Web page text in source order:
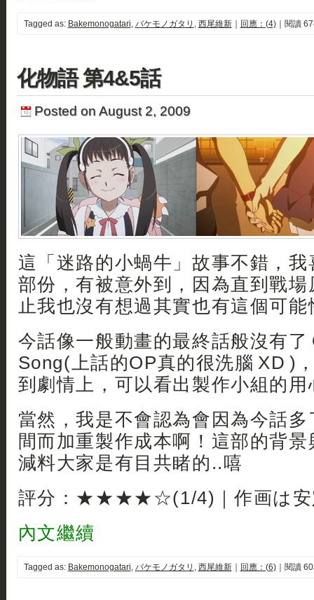
Tagged as: Bakemonogatari, バケモノガタリ , 西尾維新｜ 回應：(4)｜閱讀
化物語 第4&5話
Posted on August 2, 2009
這「迷路的小蝸牛」故事不錯，
部份，有被意外到，因為直到戰
止我也沒有想過其實也有這個可
今話像一般動畫的最終話般沒有了
Song(上話的OP真的很洗腦 XD )
到劇情上，可以看出製作小組的用
當然，我是不會認為會因為今話
間而加重製作成本啊！這部的背
減料大家是有目共睹的..嘻
評分：★★★★☆(1/4)｜作画は安
內文繼續
Tagged as: Bakemonogatari, バケモノガタリ , 西尾維新｜ 回應：(6)｜閱讀